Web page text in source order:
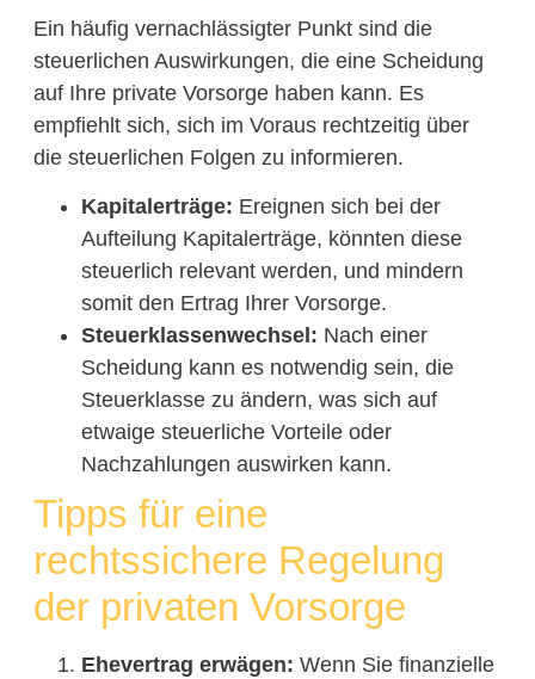
Ein häufig vernachlässigter Punkt sind die
steuerlichen Auswirkungen, die eine Scheidung
auf Ihre private Vorsorge haben kann. Es
empfiehlt sich, sich im Voraus rechtzeitig über
die steuerlichen Folgen zu informieren.
Kapitalerträge: Ereignen sich bei der
Aufteilung Kapitalerträge, könnten diese
steuerlich relevant werden, und mindern
somit den Ertrag Ihrer Vorsorge.
Steuerklassenwechsel: Nach einer
Scheidung kann es notwendig sein, die
Steuerklasse zu ändern, was sich auf
etwaige steuerliche Vorteile oder
Nachzahlungen auswirken kann.
Tipps für eine
rechtssichere Regelung
der privaten Vorsorge
Ehevertrag erwägen: Wenn Sie finanzielle